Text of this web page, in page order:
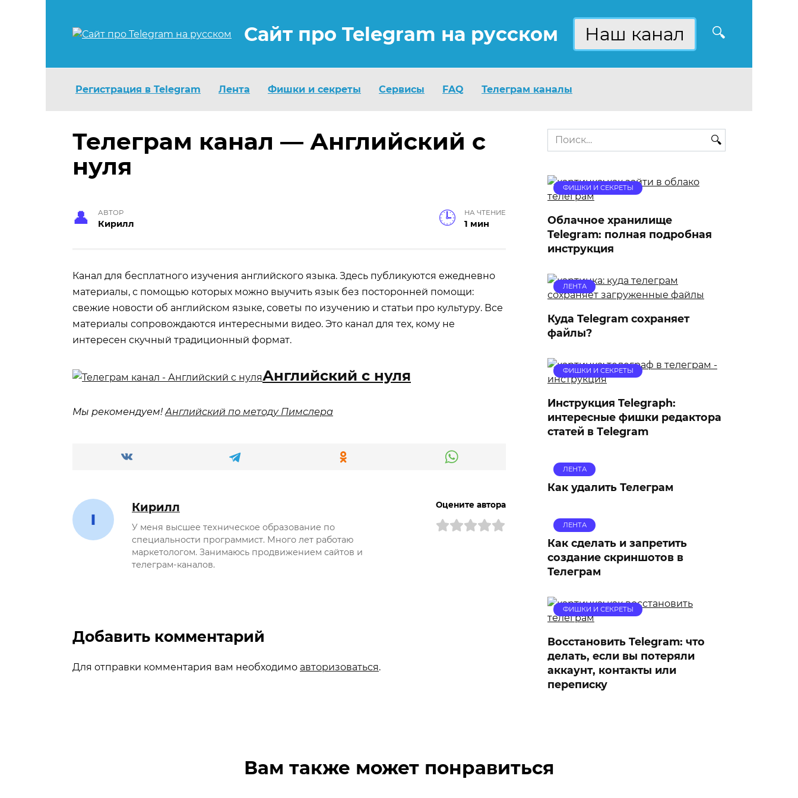
Сайт про Telegram на русском Наш канал
Регистрация в Telegram Лента Фишки и секреты Сервисы FAQ Телеграм каналы
Телеграм канал — Английский с
нуля
АВТОР
Кирилл
НА ЧТЕНИЕ
1 мин
Канал для бесплатного изучения английского языка. Здесь публикуются ежедневно
материалы, с помощью которых можно выучить язык без посторонней помощи:
свежие новости об английском языке, советы по изучению и статьи про культуру. Все
материалы сопровождаются интересными видео. Это канал для тех, кому не
интересен скучный традиционный формат.
Английский с нуля
Мы рекомендуем!Английский по методу Пимслера
Кирилл
У меня высшее техническое образование по
специальности программист. Много лет работаю
маркетологом. Занимаюсь продвижением сайтов и
телеграм-каналов.
Оцените автора
Добавить комментарий
Для отправки комментария вам необходимо авторизоваться.
Search
for:
ФИШКИ И СЕКРЕТЫ
Облачное хранилище
Telegram: полная подробная
инструкция
ЛЕНТА
Куда Telegram сохраняет
файлы?
ФИШКИ И СЕКРЕТЫ
Инструкция Telegraph:
интересные фишки редактора
статей в Тelegram
ЛЕНТА
Как удалить Телеграм
ЛЕНТА
Как сделать и запретить
создание скриншотов в
Телеграм
ФИШКИ И СЕКРЕТЫ
Восстановить Telegram: что
делать, если вы потеряли
аккаунт, контакты или
переписку
Вам также может понравиться